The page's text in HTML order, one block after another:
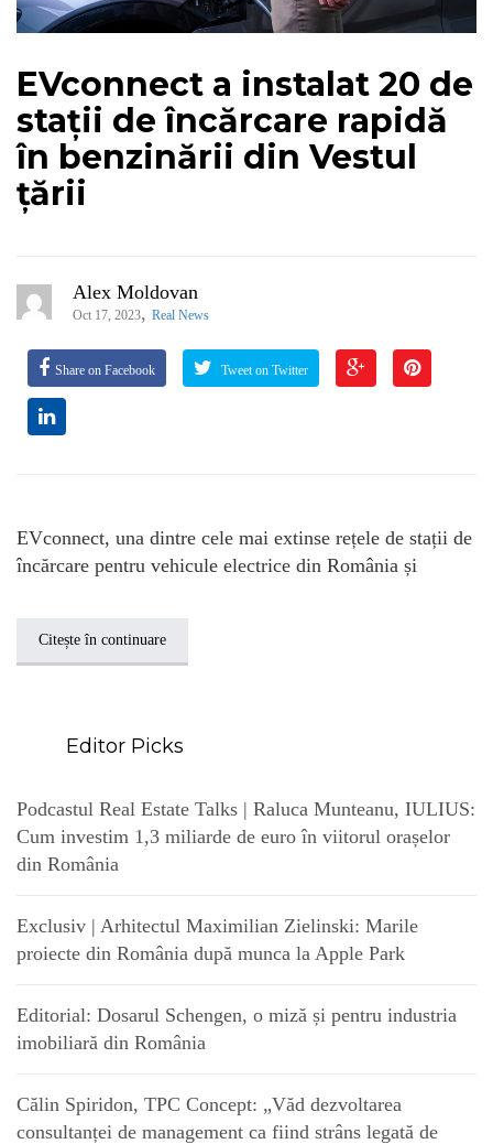
EVconnect a instalat 20 de
stații de încărcare rapidă
în benzinării din Vestul
țării
Alex Moldovan
Oct 17, 2023, Real News
Share on Facebook Tweet on Twitter
EVconnect, una dintre cele mai extinse rețele de stații de
încărcare pentru vehicule electrice din România și
Citește în continuare
Editor Picks
Podcastul Real Estate Talks | Raluca Munteanu, IULIUS:
Cum investim 1,3 miliarde de euro în viitorul orașelor
din România
Exclusiv | Arhitectul Maximilian Zielinski: Marile
proiecte din România după munca la Apple Park
Editorial: Dosarul Schengen, o miză și pentru industria
imobiliară din România
Călin Spiridon, TPC Concept: „Văd dezvoltarea
consultanței de management ca fiind strâns legată de